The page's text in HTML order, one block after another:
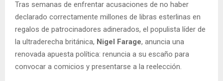
Tras semanas de enfrentar acusaciones de no haber
declarado correctamente millones de libras esterlinas en
regalos de patrocinadores adinerados, el populista líder de
la ultraderecha británica, Nigel Farage, anuncia una
renovada apuesta política: renuncia a su escaño para
convocar a comicios y presentarse a la reelección.